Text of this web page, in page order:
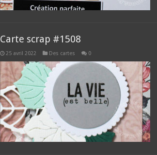
Carte scrap #1508
25 avril 2022 Des cartes 0